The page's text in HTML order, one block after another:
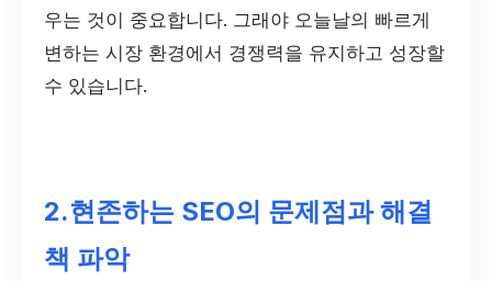
우는 것이 중요합니다. 그래야 오늘날의 빠르게
변하는 시장 환경에서 경쟁력을 유지하고 성장할
수 있습니다.
2.현존하는 SEO의 문제점과 해결
책 파악